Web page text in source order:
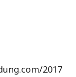
2017